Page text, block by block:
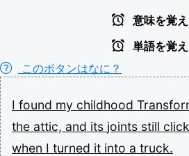
意味を覚
単語を覚
このボタンはなに？
I found my childhood
the attic, and its joints still
when I turned it into a truck.